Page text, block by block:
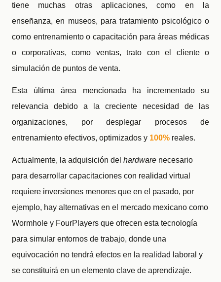
tiene muchas otras aplicaciones, como en la
enseñanza, en museos, para tratamiento psicológico o
como entrenamiento o capacitación para áreas médicas
o corporativas, como ventas, trato con el cliente o
simulación de puntos de venta.
Esta última área mencionada ha incrementado su
relevancia debido a la creciente necesidad de las
organizaciones, por desplegar procesos de
entrenamiento efectivos, optimizados y 100% reales.
Actualmente, la adquisición del hardware necesario
para desarrollar capacitaciones con realidad virtual
requiere inversiones menores que en el pasado, por
ejemplo, hay alternativas en el mercado mexicano como
Wormhole y FourPlayers que ofrecen esta tecnología
para simular entornos de trabajo, donde una
equivocación no tendrá efectos en la realidad laboral y
se constituirá en un elemento clave de aprendizaje.